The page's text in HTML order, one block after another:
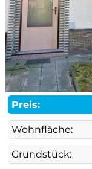
Preis:
Wohnfläche:
Grundstück: